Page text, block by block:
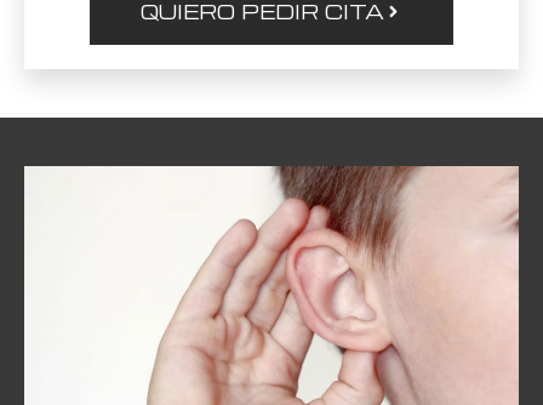
QUIERO PEDIR CITA